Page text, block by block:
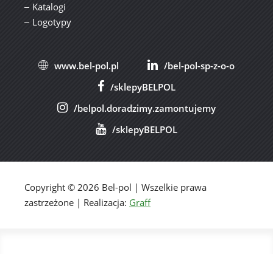
Katalogi
Logotypy
www.bel-pol.pl
/bel-pol-sp-z-o-o
/sklepyBELPOL
/belpol.doradzimy.zamontujemy
/sklepyBELPOL
Copyright © 2026 Bel-pol | Wszelkie prawa
zastrzeżone | Realizacja: Graff